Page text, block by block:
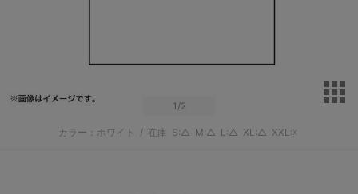
1 /2
カラー：ホワイト / 在庫 S:△ M:△ L:△ XL:△ XXL:☓